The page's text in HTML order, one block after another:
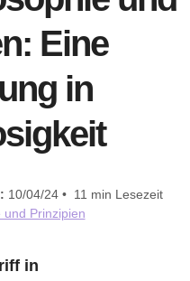
Eine
in
10/04/24 • 11 min Lesezeit
und Prinzipien
in